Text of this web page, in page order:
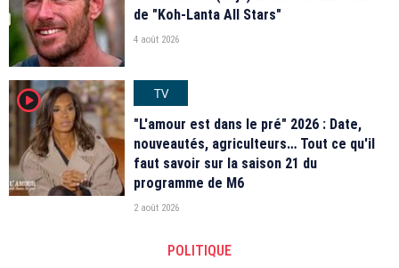
de "Koh-Lanta All Stars"
4 août 2026
player2
TV
"L'amour est dans le pré" 2026 : Date,
nouveautés, agriculteurs… Tout ce qu'il
faut savoir sur la saison 21 du
programme de M6
2 août 2026
POLITIQUE